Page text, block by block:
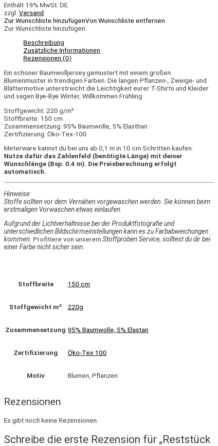
Enthält 19% MwSt. DE
zzgl. Versand
Zur Wunschliste hinzufügenVon Wunschliste entfernen
Zur Wunschliste hinzufügen
Beschreibung
Zusätzliche Informationen
Rezensionen (0)
Ein schöner Baumwolljersey gemustert mit einem großen
Blumenmuster in trendigen Farben. Die langen Pflanzen-, Zweige- und
Blättermotive unterstreicht die Leichtigkeit eurer T-Shirts und Kleider
und sagen Bye-Bye Winter, Willkommen Frühling.
Stoffgewicht: 220 g/m²
Stoffbreite: 150 cm
Zusammensetzung: 95% Baumwolle, 5% Elasthan
Zertifizierung: Öko-Tex-100
Meterware kannst du bei uns ab 0,1 m in 10 cm Schritten kaufen.
Nutze dafür das Zahlenfeld (benötigte Länge) mit deiner
Wunschlänge (Bsp. 0.4 m). Die Preisberechnung erfolgt
automatisch.
Hinweise:
Stoffe sollten vor dem Vernähen vorgewaschen werden. Sie können beim
erstmaligen Vorwaschen etwas einlaufen.
Aufgrund der Lichtverhältnisse bei der Produktfotografie und
unterschiedlichen Bildschirmeinstellungen kann es zu Farbabweichungen
kommen. Profitiere von unserem Stoffproben Service, solltest du dir bei
einer Farbe nicht sicher sein.
Stoffbreite 150 cm
Stoffgewicht m² 220g
Zusammensetzung 95% Baumwolle, 5% Elastan
Zertifizierung Öko-Tex 100
Motiv Blumen, Pflanzen
Rezensionen
Es gibt noch keine Rezensionen.
Schreibe die erste Rezension für „Reststück